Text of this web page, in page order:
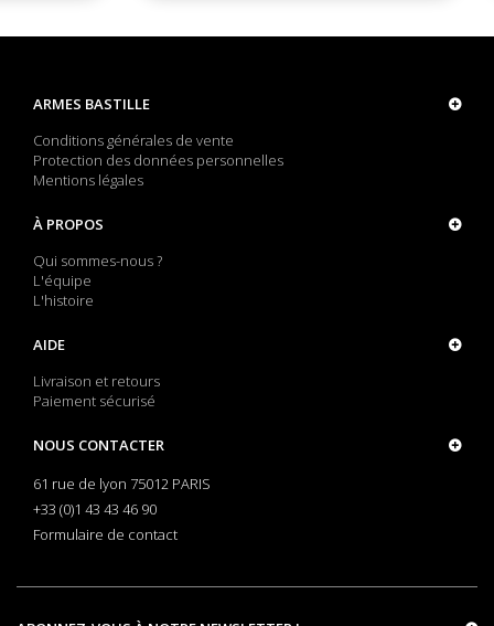
ARMES BASTILLE
Conditions générales de vente
Protection des données personnelles
Mentions légales
À PROPOS
Qui sommes-nous ?
L'équipe
L'histoire
AIDE
Livraison et retours
Paiement sécurisé
NOUS CONTACTER
61 rue de lyon 75012 PARIS
+33 (0)1 43 43 46 90
Formulaire de contact